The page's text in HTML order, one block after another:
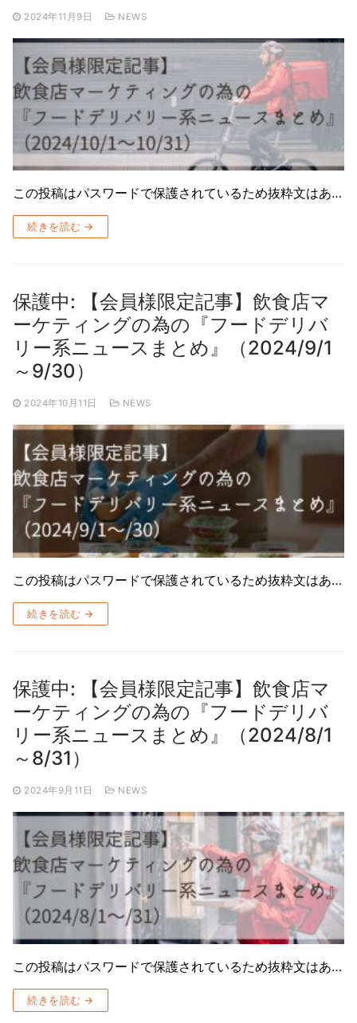
2024年11月9日 NEWS
この投稿はパスワードで保護されているため抜粋文はあ…
続きを読む →
保護中: 【会員様限定記事】飲食店マ
ーケティングの為の『フードデリバ
リー系ニュースまとめ』（2024/9/1
～9/30）
2024年10月11日 NEWS
この投稿はパスワードで保護されているため抜粋文はあ…
続きを読む →
保護中: 【会員様限定記事】飲食店マ
ーケティングの為の『フードデリバ
リー系ニュースまとめ』（2024/8/1
～8/31）
2024年9月11日 NEWS
この投稿はパスワードで保護されているため抜粋文はあ…
続きを読む →